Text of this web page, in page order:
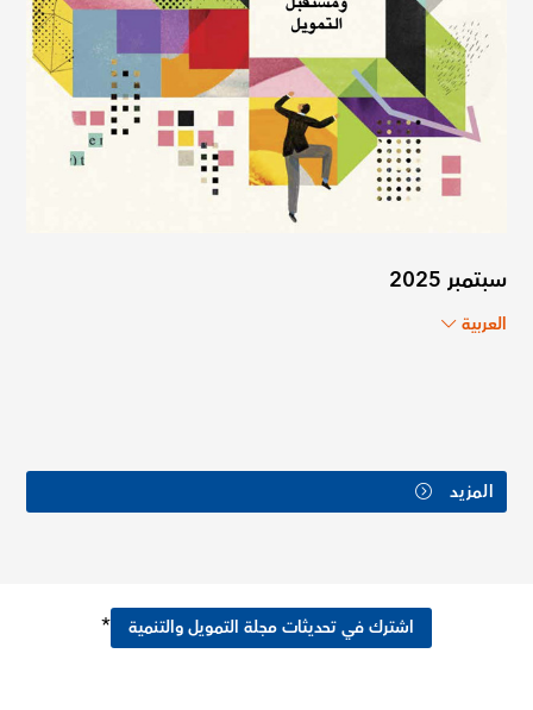
سبتمبر 2025
العربية
المزيد
اشترك في تحديثات مجلة التمويل والتنمية *